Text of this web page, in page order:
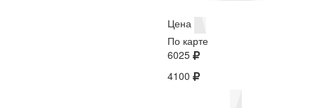
Цена
По карте
6025
4100